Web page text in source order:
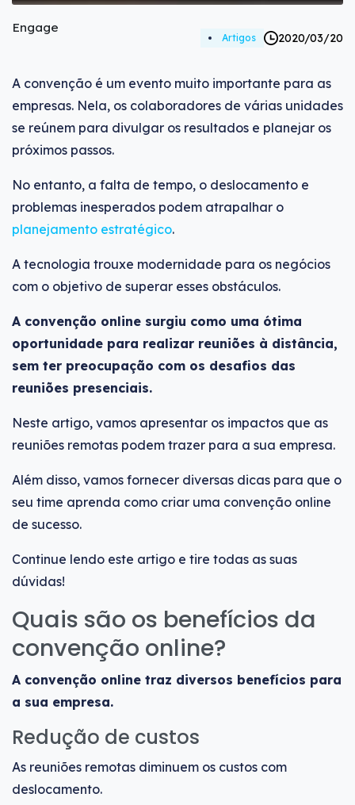
Engage
Artigos 2020/03/20
A convenção é um evento muito importante para as
empresas. Nela, os colaboradores de várias unidades
se reúnem para divulgar os resultados e planejar os
próximos passos.
No entanto, a falta de tempo, o deslocamento e
problemas inesperados podem atrapalhar o
planejamento estratégico.
A tecnologia trouxe modernidade para os negócios
com o objetivo de superar esses obstáculos.
A convenção online surgiu como uma ótima
oportunidade para realizar reuniões à distância,
sem ter preocupação com os desafios das
reuniões presenciais.
Neste artigo, vamos apresentar os impactos que as
reuniões remotas podem trazer para a sua empresa.
Além disso, vamos fornecer diversas dicas para que o
seu time aprenda como criar uma convenção online
de sucesso.
Continue lendo este artigo e tire todas as suas
dúvidas!
Quais são os benefícios da
convenção online?
A convenção online traz diversos benefícios para
a sua empresa.
Redução de custos
As reuniões remotas diminuem os custos com
deslocamento.